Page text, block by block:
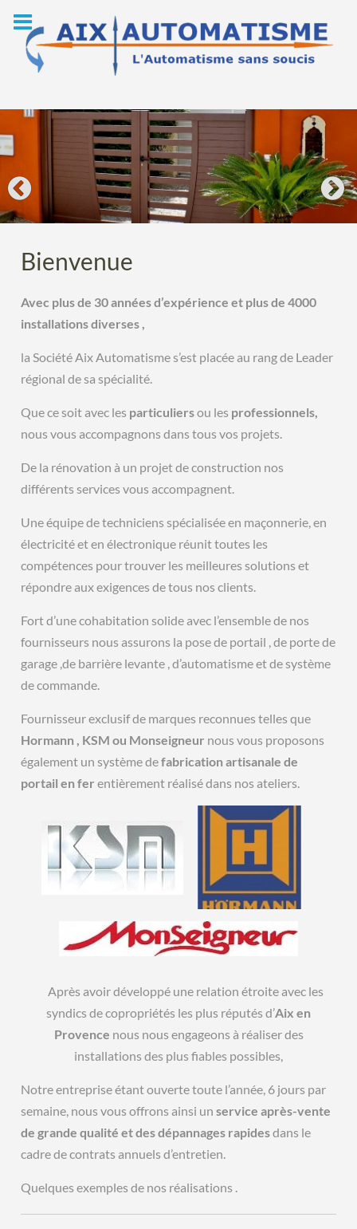
content
Bienvenue
Avec plus de 30 années d’expérience et plus de 4000
installations diverses ,
la Société Aix Automatisme s’est placée au rang de Leader
régional de sa spécialité.
Que ce soit avec les particuliersou les professionnels,
nous vous accompagnons dans tous vos projets.
De la rénovation à un projet de construction nos
différents services vous accompagnent.
Une équipe de techniciens spécialisée en maçonnerie, en
électricité et en électronique réunit toutes les
compétences pour trouver les meilleures solutions et
répondre aux exigences de tous nos clients.
Fort d’une cohabitation solide avec l’ensemble de nos
fournisseurs nous assurons la pose de portail , de porte de
garage ,de barrière levante , d’automatisme et de système
de commande.
Fournisseur exclusif de marques reconnues telles que
Hormann , KSM ou Monseigneur nous vous proposons
également un système defabrication artisanale de
portail en fer entièrement réalisé dans nos ateliers.
Après avoir développé une relation étroite avec les
syndics de copropriétés les plus réputés d’Aix en
Provence nous nous engageons à réaliser des
installations des plus fiables possibles,
Notre entreprise étant ouverte toute l’année, 6 jours par
semaine, nous vous offrons ainsi unservice après-vente
de grande qualité et des dépannages rapidesdans le
cadre de contrats annuels d’entretien.
Quelques exemples de nos réalisations .